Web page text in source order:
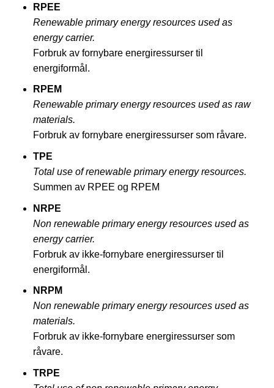
RPEE
Renewable primary energy resources used as
energy carrier.
Forbruk av fornybare energiressurser til
energiformål.
RPEM
Renewable primary energy resources used as raw
materials.
Forbruk av fornybare energiressurser som råvare.
TPE
Total use of renewable primary energy resources.
Summen av RPEE og RPEM
NRPE
Non renewable primary energy resources used as
energy carrier.
Forbruk av ikke-fornybare energiressurser til
energiformål.
NRPM
Non renewable primary energy resources used as
materials.
Forbruk av ikke-fornybare energiressurser som
råvare.
TRPE